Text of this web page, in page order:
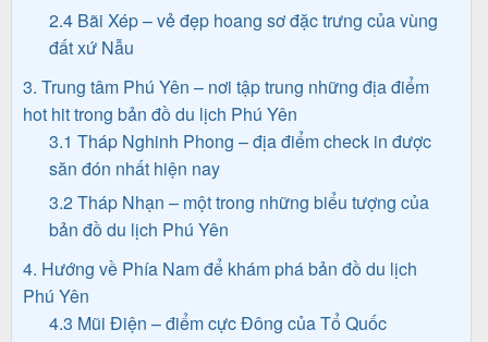
Cảm
nhận
khách
hàng
Tuyển
dụng
2.4 Bãi Xép – vẻ đẹp hoang sơ đặc trưng của vùng
đất xứ Nẫu
3. Trung tâm Phú Yên – nơi tập trung những địa điểm
hot hit trong bản đồ du lịch Phú Yên
3.1 Tháp Nghinh Phong – địa điểm check in được
săn đón nhất hiện nay
3.2 Tháp Nhạn – một trong những biểu tượng của
bản đồ du lịch Phú Yên
4. Hướng về Phía Nam để khám phá bản đồ du lịch
Phú Yên
4.3 Mũi Điện – điểm cực Đông của Tổ Quốc